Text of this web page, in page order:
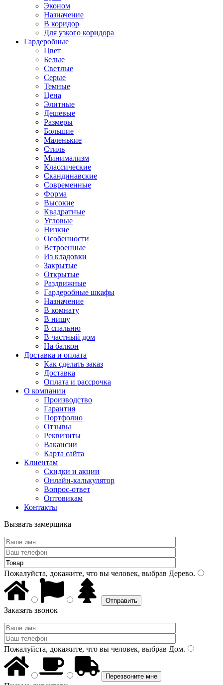
Эконом
Назначение
В коридор
Для узкого коридора
Гардеробные
Цвет
Белые
Светлые
Серые
Темные
Цена
Элитные
Дешевые
Размеры
Большие
Маленькие
Стиль
Минимализм
Классические
Скандинавские
Современные
Форма
Высокие
Квадратные
Угловые
Низкие
Особенности
Встроенные
Из кладовки
Закрытые
Открытые
Раздвижные
Гардеробные шкафы
Назначение
В комнату
В нишу
В спальню
В частный дом
На балкон
Доставка и оплата
Как сделать заказ
Доставка
Оплата и рассрочка
О компании
Производство
Гарантия
Портфолио
Отзывы
Реквизиты
Вакансии
Карта сайта
Клиентам
Скидки и акции
Онлайн-калькулятор
Вопрос-ответ
Оптовикам
Контакты
Вызвать замерщика
Пожалуйста, докажите, что вы человек, выбрав Дерево.
Заказать звонок
Пожалуйста, докажите, что вы человек, выбрав Дом.